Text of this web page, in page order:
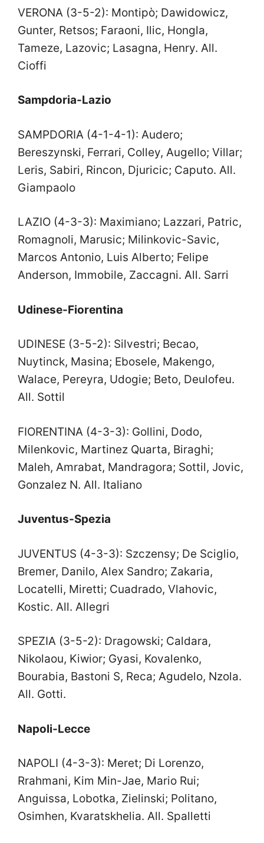
VERONA (3-5-2): Montipò; Dawidowicz,
Gunter, Retsos; Faraoni, Ilic, Hongla,
Tameze, Lazovic; Lasagna, Henry. All.
Cioffi
Sampdoria-Lazio
SAMPDORIA (4-1-4-1): Audero;
Bereszynski, Ferrari, Colley, Augello; Villar;
Leris, Sabiri, Rincon, Djuricic; Caputo. All.
Giampaolo
LAZIO (4-3-3): Maximiano; Lazzari, Patric,
Romagnoli, Marusic; Milinkovic-Savic,
Marcos Antonio, Luis Alberto; Felipe
Anderson, Immobile, Zaccagni. All. Sarri
Udinese-Fiorentina
UDINESE (3-5-2): Silvestri; Becao,
Nuytinck, Masina; Ebosele, Makengo,
Walace, Pereyra, Udogie; Beto, Deulofeu.
All. Sottil
FIORENTINA (4-3-3): Gollini, Dodo,
Milenkovic, Martinez Quarta, Biraghi;
Maleh, Amrabat, Mandragora; Sottil, Jovic,
Gonzalez N. All. Italiano
Juventus-Spezia
JUVENTUS (4-3-3): Szczensy; De Sciglio,
Bremer, Danilo, Alex Sandro; Zakaria,
Locatelli, Miretti; Cuadrado, Vlahovic,
Kostic. All. Allegri
SPEZIA (3-5-2): Dragowski; Caldara,
Nikolaou, Kiwior; Gyasi, Kovalenko,
Bourabia, Bastoni S, Reca; Agudelo, Nzola.
All. Gotti.
Napoli-Lecce
NAPOLI (4-3-3): Meret; Di Lorenzo,
Rrahmani, Kim Min-Jae, Mario Rui;
Anguissa, Lobotka, Zielinski; Politano,
Osimhen, Kvaratskhelia. All. Spalletti